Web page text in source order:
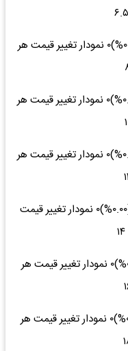
هر کیلو ناودانی ۸ ۶ متری ۴۲ ۴۸,۰۰۰ (۰.۰۰%)۰ نمودار تغییر قیمت هر
هر کیلو ناودانی ۱۰ ۶ متری ۵۲ ۴۸,۰۰۰ (۰.۰۰%)۰ نمودار تغییر قیمت هر
هر کیلو ناودانی ۱۲ ۶ متری ۶۴ ۴۸,۰۰۰ (۰.۰۰%)۰ نمودار تغییر قیمت هر
هر کیلو ناودانی ۱۴ ۱۲ متری ۱۵۵ ۴۸,۰۰۰ (۰.۰۰%)۰ نمودار تغییر قیمت
هر کیلو ناودانی ۱۶ ۱۲ متری ۱۷۰ --- (۰.۰۰%)۰ نمودار تغییر قیمت هر
هر کیلو ناودانی ۱۸ ۱۲ متری ۲۱۵ --- (۰.۰۰%)۰ نمودار تغییر قیمت هر